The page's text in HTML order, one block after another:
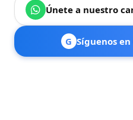
Únete a nuestro
G Síguenos